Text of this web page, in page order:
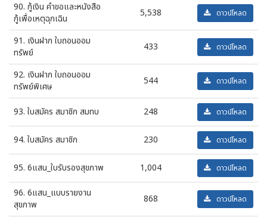
90. กู้เงิน คำขอและหนังสือ
กู้เพื่อเหตุฉุกเฉิน
5,538 ดาวน์โหลด
91. เงินฝาก ใบถอนออม
ทรัพย์
433 ดาวน์โหลด
92. เงินฝาก ใบถอนออม
ทรัพย์พิเศษ
544 ดาวน์โหลด
93. ใบสมัคร สมาชิก สมทบ 248 ดาวน์โหลด
94. ใบสมัคร สมาชิก 230 ดาวน์โหลด
95. 6แสน_ใบรับรองสุขภาพ 1,004 ดาวน์โหลด
96. 6แสน_แบบรายงาน
สุขภาพ
868 ดาวน์โหลด